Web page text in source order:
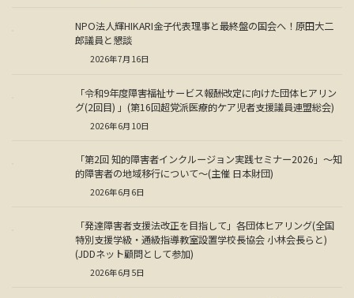
NPO法人輝HIKARI金子代表理事と最終盤の国会へ！原田大二
郎議員と懇談
2026年7月16日
「令和9年度障害福祉サービス報酬改定に向けた団体ヒアリン
グ(2回目) 」(第16回超党派医療的ケア児者支援議員連盟総会)
2026年6月10日
「第2回 知的障害者インクルージョン実践セミナー2026」～知
的障害者の地域移行について～(主催 日本財団)
2026年6月6日
「発達障害者支援法改正を目指して」各団体ヒアリング(全国
特別支援学級・通級指導教室設置学校長協会 小林会長らと)
(JDDネット顧問として参加)
2026年6月5日